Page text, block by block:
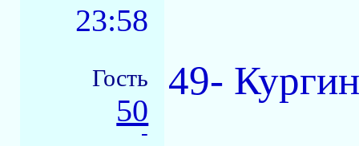
23:58
Гость
50
-
49-